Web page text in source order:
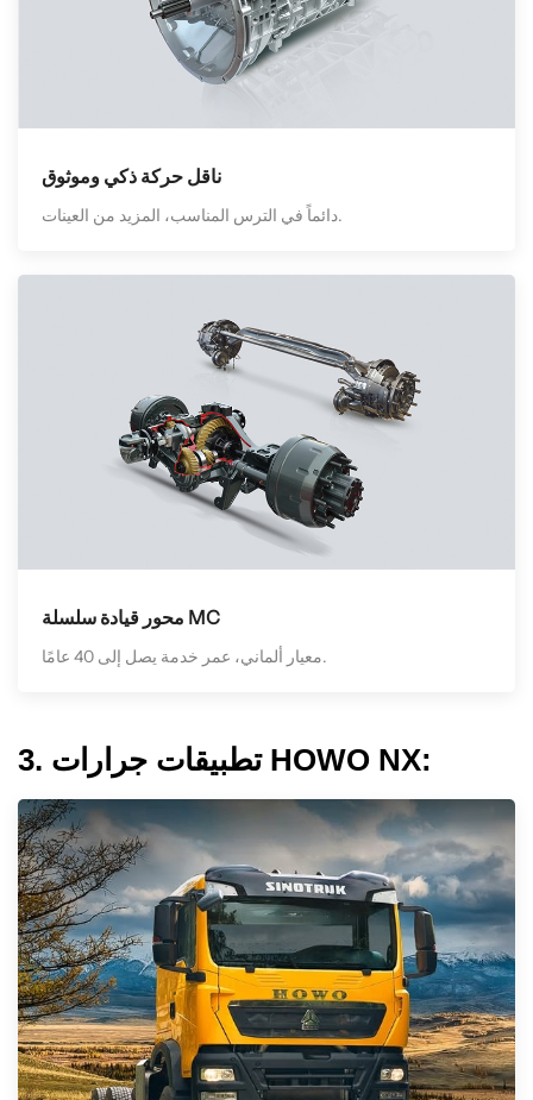
ناقل حركة ذكي وموثوق
دائماً في الترس المناسب، المزيد من العينات.
محور قيادة سلسلة MC
معيار ألماني، عمر خدمة يصل إلى 40 عامًا.
3. تطبيقات جرارات HOWO NX: